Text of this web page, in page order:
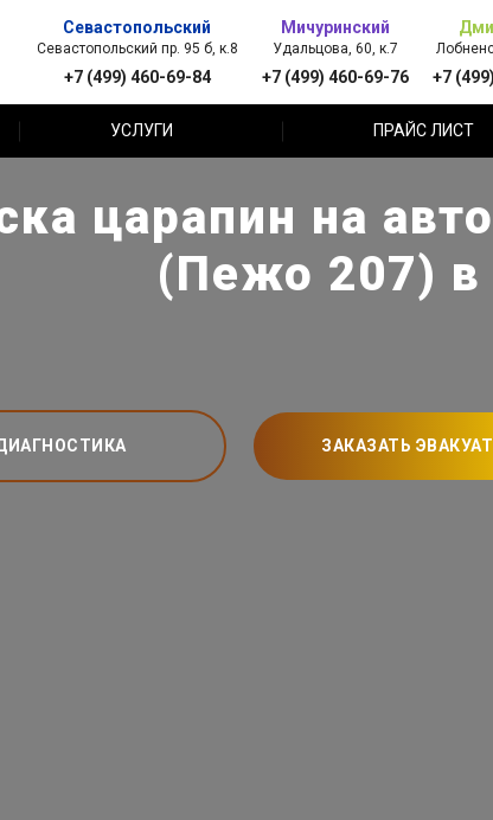
Севастопольский
Севастопольский пр. 95 б, к.8
+7 (499) 460-69-84
Мичуринский
Удальцова, 60, к.7
+7 (499) 460-69-76 +7
УСЛУГИ ПРАЙС ЛИСТ
царапин на
(Пежо 207) в
ЗАКАЗАТЬ